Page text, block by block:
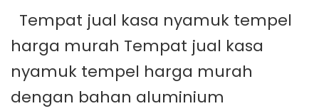
Tempat jual kasa nyamuk tempel
harga murah Tempat jual kasa
nyamuk tempel harga murah
dengan bahan aluminium